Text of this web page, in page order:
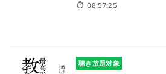
08:57:25
聴き放題対象